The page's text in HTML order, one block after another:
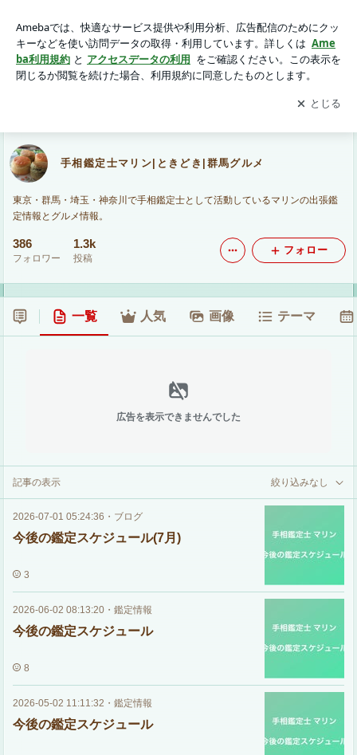
アプリをダウンロードして ブログの更新通知
を受け取りまし
ょう。
開く
手相鑑定士マリン|ときどき|群馬グルメ
東京・群馬・埼玉・神奈川で手相鑑定士として活動しているマリンの出張鑑
定情報とグルメ情報。
386
フォロワー
1.3k
投稿
フォロー
一覧 人気 画像 テーマ
広告を表示できませんでした
記事の表示 絞り込みなし
2026-07-01 05:24:36 ・ ブログ
今後の鑑定スケジュール(7月)
3
2026-06-02 08:13:20 ・ 鑑定情報
今後の鑑定スケジュール
8
2026-05-02 11:11:32 ・ 鑑定情報
今後の鑑定スケジュール